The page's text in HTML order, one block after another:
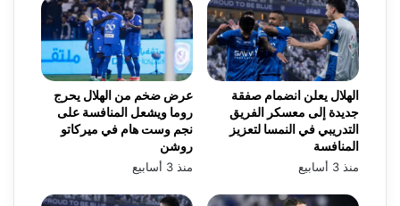
عرض ضخم من الهلال يحرج
روما ويشعل المنافسة على
نجم وست هام في ميركاتو
روشن
منذ 3 أسابيع
الهلال يعلن انضمام صفقة
جديدة إلى معسكر الفريق
التدريبي في النمسا لتعزيز
المنافسة
منذ 3 أسابيع